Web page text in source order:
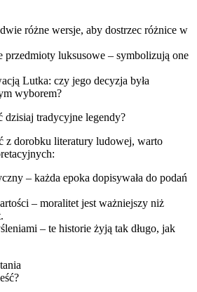
różne wersje, aby dostrzec różnice w
przedmioty luksusowe – symbolizują one
Lutka: czy jego decyzja była
wyborem?
dzisiaj tradycyjne legendy?
z dorobku literatury ludowej, warto
– każda epoka dopisywała do podań
– moralitet jest ważniejszy niż
– te historie żyją tak długo, jak